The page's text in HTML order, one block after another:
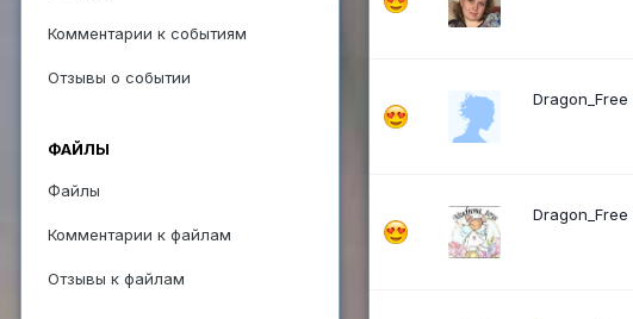
Комментарии к событиям
Отзывы о событии
ФАЙЛЫ
Файлы
Комментарии к файлам
Отзывы к файлам
Dragon_Free
Dragon_Free